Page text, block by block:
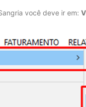
você deve ir em: